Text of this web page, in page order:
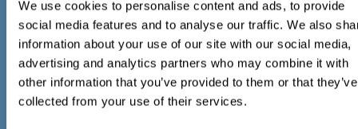
We use cookies to personalise content and ads, to provide
social media features and to analyse our traffic. We also
information about your use of our site with our social media,
advertising and analytics partners who may combine it with
other information that you’ve provided to them or that they’ve
collected from your use of their services.
gepresenteerde stimulus te reproduceren. In het eerste deel
van de taak gaat de stimulus vergezeld van een bewegende
afbeelding. Tijdens het tweede deel van de taak blijft de
afbeelding stilstaan.